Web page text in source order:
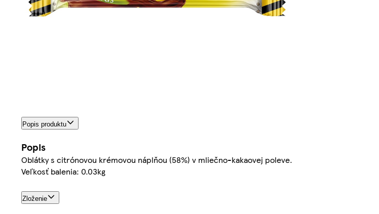
Popis produktu
Popis
Oblátky s citrónovou krémovou náplňou (58%) v mliečno-kakaovej poleve.
Veľkosť balenia: 0.03kg
Zloženie